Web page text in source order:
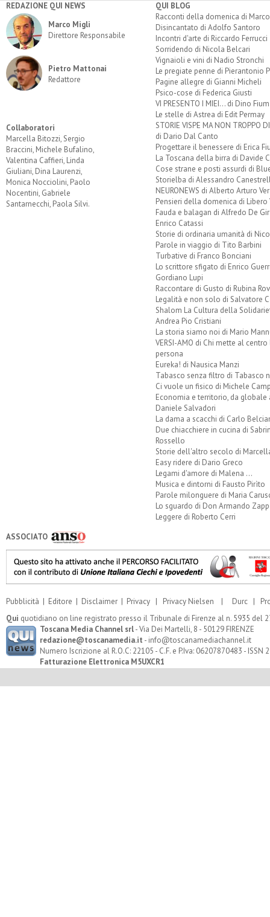
REDAZIONE QUI NEWS
Marco Migli
Direttore Responsabile
Pietro Mattonai
Redattore
Collaboratori
Marcella Bitozzi, Sergio
Braccini, Michele Bufalino,
Valentina Caffieri, Linda
Giuliani, Dina Laurenzi,
Monica Nocciolini, Paolo
Nocentini, Gabriele
Santarnecchi, Paola Silvi.
QUI BLOG
Racconti della domenica di
Disincantato di Adolfo Santoro
Incontri d'arte di Riccardo Ferrucci
Sorridendo di Nicola Belcari
Vignaioli e vini di Nadio Stronchi
Le pregiate penne di Pierantonio
Pagine allegre di Gianni Micheli
Psico-cose di Federica Giusti
VI PRESENTO I MIEI... di Dino
Le stelle di Astrea di Edit Permay
STORIE VISPE MA NON TROPPO
di Dario Dal Canto
Progettare il benessere di Erica
La Toscana della birra di Davide
Cose strane e posti assurdi di
Storielba di Alessandro
NEURONEWS di Alberto Arturo
Pensieri della domenica di Libero
Fauda e balagan di Alfredo De
Enrico Catassi
Storie di ordinaria umanità di
Parole in viaggio di Tito Barbini
Turbative di Franco Bonciani
Lo scrittore sfigato di Enrico
Gordiano Lupi
Raccontare di Gusto di Rubina
Legalità e non solo di Salvatore
Shalom La Cultura della
Andrea Pio Cristiani
La storia siamo noi di Mario
VERSI-AMO di Chi mette al centro
persona
Eureka! di Nausica Manzi
Tabasco senza filtro di Tabasco
Ci vuole un fisico di Michele
Economia e territorio, da globale
Daniele Salvadori
La dama a scacchi di Carlo
Due chiacchiere in cucina di
Rossello
Storie dell'altro secolo di
Easy ridere di Dario Greco
Legami d'amore di Malena ...
Musica e dintorni di Fausto Pirìto
Parole milonguere di Maria
Lo sguardo di Don Armando
Leggere di Roberto Cerri
ASSOCIATO
Pubblicità | Editore | Disclaimer | Privacy | Privacy Nielsen | Durc |
Qui quotidiano on line registrato presso il Tribunale di Firenze al n. 5935 del
Toscana Media Channel srl- Via Dei Martelli, 8 - 50129 FIRENZE
redazione@toscanamedia.it - info@toscanamediachannel.it
Numero Iscrizione al R.O.C: 22105 - C.F. e P.Iva: 06207870483 - ISSN
Fatturazione Elettronica M5UXCR1